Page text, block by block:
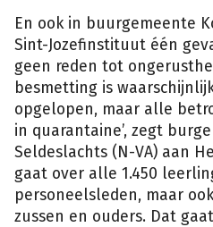
En ook in buurgemeente
Sint-Jozefinstituut één
geen reden tot
besmetting is
opgelopen, maar alle
in quarantaine’, zegt
Seldeslachts (N-VA) aan
gaat over alle 1.450
personeelsleden, maar
zussen en ouders. Dat